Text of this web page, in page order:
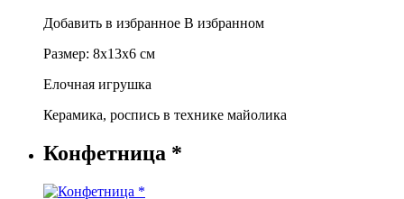
Добавить в избранное В избранном
Размер: 8х13х6 см
Елочная игрушка
Керамика, роспись в технике майолика
Конфетница *